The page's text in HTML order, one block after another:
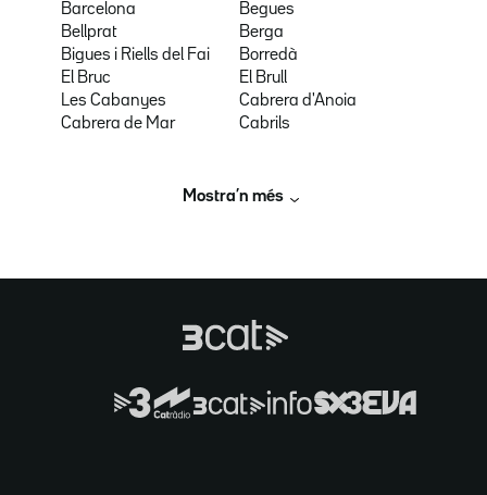
Barcelona
Begues
Bellprat
Berga
Bigues i Riells del Fai
Borredà
El Bruc
El Brull
Les Cabanyes
Cabrera d'Anoia
Cabrera de Mar
Cabrils
Mostra’n més